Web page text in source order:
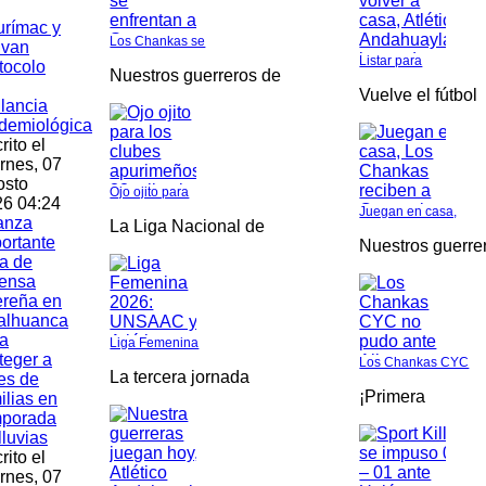
y
el
07
04:24
de
en
a
de
en
el
07
Los Chankas se
Nuestros guerreros de
Ojo ojito para
La Liga Nacional de
Liga Femenina
La tercera jornada
Listar para
Vuelve el fútbol
Juegan en casa,
Nuestros
Los Chankas CYC
¡Primera